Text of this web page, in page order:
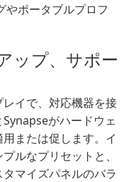
やポータブルプロフ
ップ、サポー
イで、対応機器を接
がハードウェ
または促します。イ
ルなプリセットと、
マイズパネルのバラ